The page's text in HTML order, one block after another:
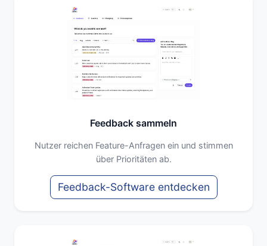
Feedback sammeln
Nutzer reichen Feature-Anfragen ein und stimmen
über Prioritäten ab.
Feedback-Software entdecken